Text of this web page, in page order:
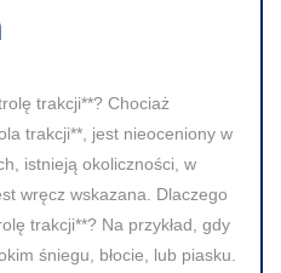
trakcji**? Chociaż
trakcji**, jest nieoceniony w
istnieją okoliczności, w
wręcz wskazana. Dlaczego
trakcji**? Na przykład, gdy
śniegu, błocie, lub piasku.